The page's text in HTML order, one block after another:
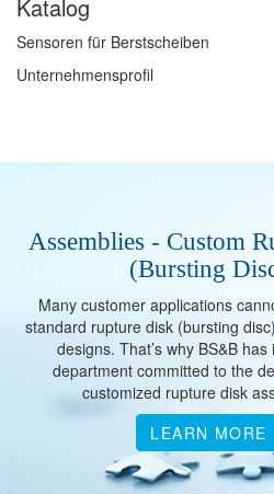
Katalog
Sensoren für Berstscheiben
Unternehmensprofil
Assemblies - Custom
(Bursting
Many customer applications
standard rupture disk (bursting
designs. That’s why BS&B
department committed to the
customized rupture disk
LEARN MORE